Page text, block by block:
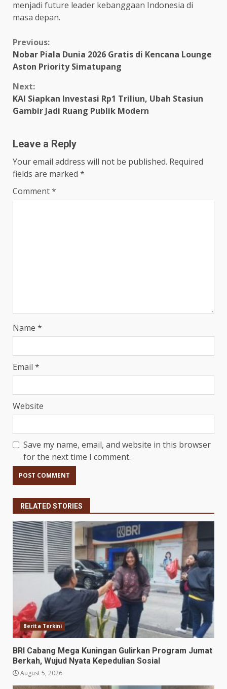
menjadi future leader kebanggaan Indonesia di
masa depan.
Continue
Reading
Previous:
Nobar Piala Dunia 2026 Gratis di Kencana Lounge
Aston Priority Simatupang
Next:
KAI Siapkan Investasi Rp1 Triliun, Ubah Stasiun
Gambir Jadi Ruang Publik Modern
Leave a Reply
Your email address will not be published. Required
fields are marked *
Comment*
Name *
Email *
Website
Save my name, email, and website in this browser
for the next time I comment.
RELATED STORIES
Berita Terkini
BRI Cabang Mega Kuningan Gulirkan Program Jumat
Berkah, Wujud Nyata Kepedulian Sosial
August 5, 2026